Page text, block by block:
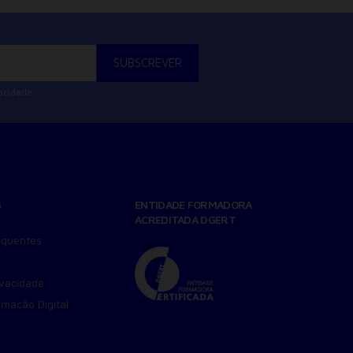
Digital
ENTIDADE FORMADORA
ACREDITADA DGERT